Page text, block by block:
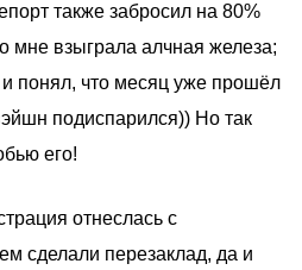
также забросил на 80%
мне взыграла алчная железа;
понял, что месяц уже прошёл
подиспарился)) Но так
его!
отнеслась с
сделали перезаклад, да и